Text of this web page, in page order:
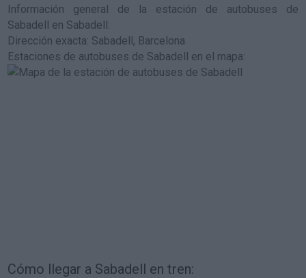
Información general de la estación de autobuses de
Sabadell en Sabadell:
Dirección exacta: Sabadell, Barcelona
Estaciones de autobuses de Sabadell en el mapa:
Cómo llegar a Sabadell en tren: